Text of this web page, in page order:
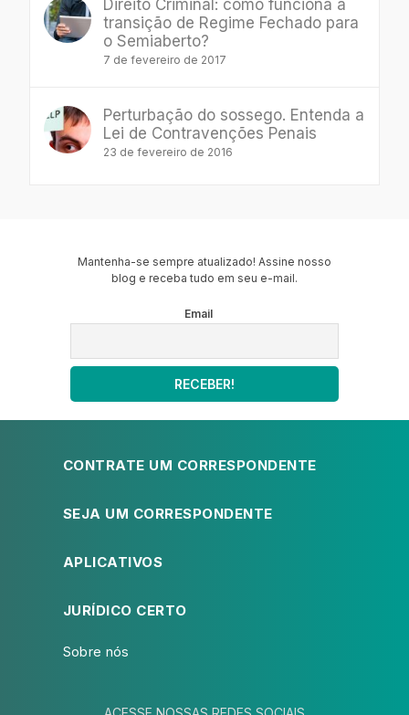
Direito Criminal: como funciona a
transição de Regime Fechado para
o Semiaberto?
7 de fevereiro de 2017
Perturbação do sossego. Entenda a
Lei de Contravenções Penais
23 de fevereiro de 2016
Mantenha-se sempre atualizado! Assine nosso
blog e receba tudo em seu e-mail.
Email
CONTRATE UM CORRESPONDENTE
SEJA UM CORRESPONDENTE
APLICATIVOS
JURÍDICO CERTO
Sobre nós